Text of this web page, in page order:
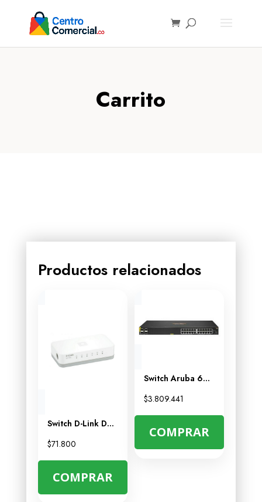
Carrito
Productos relacionados
Switch D-Link DES-1005A 5 Puertos Fast Ethernet – Conexión Rápida y Sencilla
$71.800
COMPRAR
Switch Aruba 6000 24G CL4 4SFP 370W – Ideal para Redes Empresariales
$3.809.441
COMPRAR